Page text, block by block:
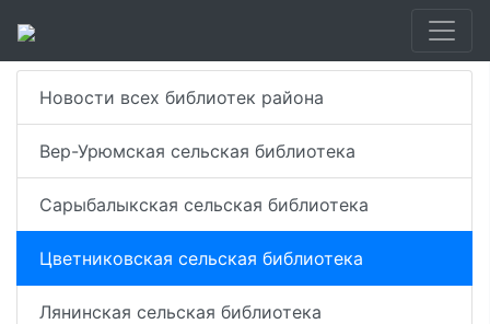
Новости всех библиотек района
Вер-Урюмская сельская библиотека
Сарыбалыкская сельская библиотека
Цветниковская сельская библиотека
Лянинская сельская библиотека